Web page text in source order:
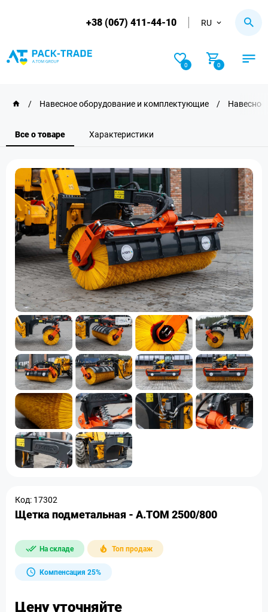
+38 (067) 411-44-10 RU
0 0
/ Навесное оборудование и комплектующие / Навесное
Все о товаре Характеристики
Код: 17302
Щетка подметальная - A.TOM 2500/800
На складе Топ продаж
Компенсация 25%
Цену уточняйте